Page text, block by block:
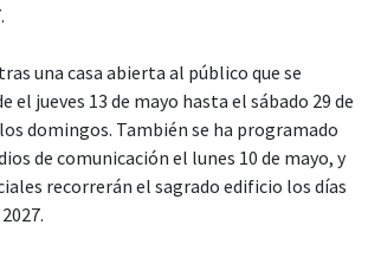
una casa abierta al público que se
el jueves 13 de mayo hasta el sábado 29 de
domingos. También se ha programado
de comunicación el lunes 10 de mayo, y
recorrerán el sagrado edificio los días